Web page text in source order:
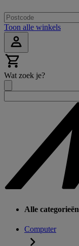
Toon alle winkels
Wat zoek je?
Alle categorieën
Computer